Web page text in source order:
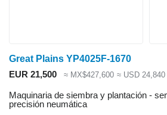
Great Plains YP4025F-1670
EUR 21,500
≈ MX$427,600 ≈ USD 24,840
Maquinaria de siembra y plantación -
precisión neumática